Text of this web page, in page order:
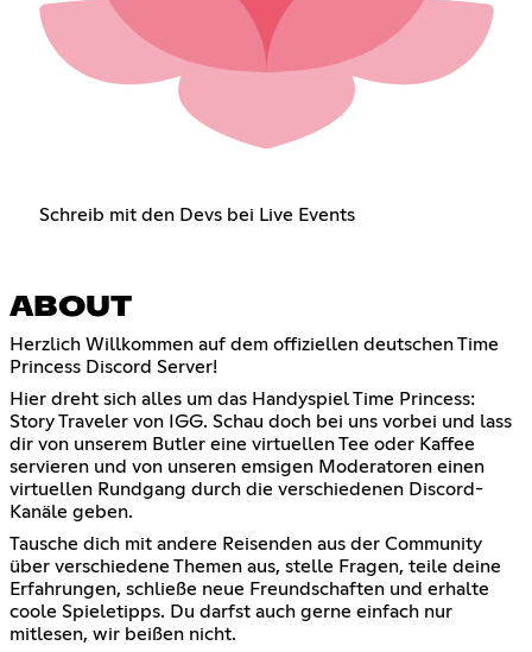
Schreib mit den Devs bei Live Events
ABOUT
Herzlich Willkommen auf dem offiziellen deutschen Time
Princess Discord Server!
Hier dreht sich alles um das Handyspiel Time Princess:
Story Traveler von IGG. Schau doch bei uns vorbei und lass
dir von unserem Butler eine virtuellen Tee oder Kaffee
servieren und von unseren emsigen Moderatoren einen
virtuellen Rundgang durch die verschiedenen Discord-
Kanäle geben.
Tausche dich mit andere Reisenden aus der Community
über verschiedene Themen aus, stelle Fragen, teile deine
Erfahrungen, schließe neue Freundschaften und erhalte
coole Spieletipps. Du darfst auch gerne einfach nur
mitlesen, wir beißen nicht.